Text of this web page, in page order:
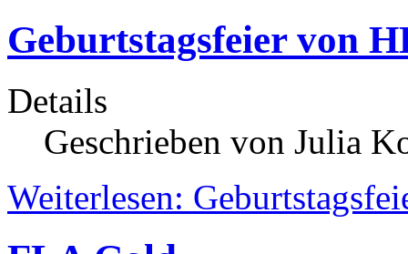
Geburtstagsfeier von
Details
Geschrieben von Julia
Weiterlesen: